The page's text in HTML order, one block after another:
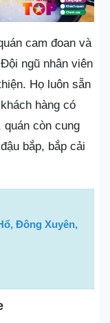
cam đoan và
ngũ nhân viên
Họ luôn sẵn
hàng có
còn cung
bắp, bắp cải
Đông Xuyên,